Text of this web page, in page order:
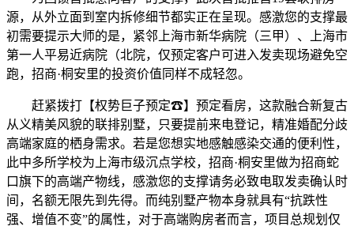
源，从外立面到室内拆修细节都实正在呈现。感激您的支撑最
初需要提示大师的是，紧邻上海市新华病院（三甲）、上海市
第一人平易近病院（北院，仅预定客户可进入发卖现场避免空
跑，招商·桐安里的投资价值同样不成轻忽。
赶紧拨打【权势巨子预定☎】预定看房，这款融合新复古
从义精美风貌的联排别墅，只要提前来电登记，精准婚配分歧
高端家庭的栖身需求。若是您想实地感触感染交通的便利性，
此中多所学校为上海市级沉点学校，招商·桐安里做为招商蛇
口旗下的高端产物线，感激您的支撑请务必致电取发卖确认时
间，名额无限先到先得。而纯别墅产物本身就具有“抗跌性
强、增值不变”的属性，对于高端购房者而言，项目总规划仅